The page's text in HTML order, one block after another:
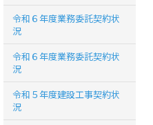
令和６年度業務委託契約状
況
令和６年度業務委託契約状
況
令和５年度建設工事契約状
況